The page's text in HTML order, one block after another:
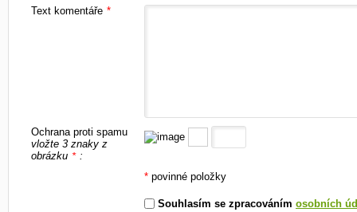
Text komentáře *
Ochrana proti spamu
vložte 3 znaky z
obrázku * :
* povinné položky
Souhlasím se zpracováním osobních